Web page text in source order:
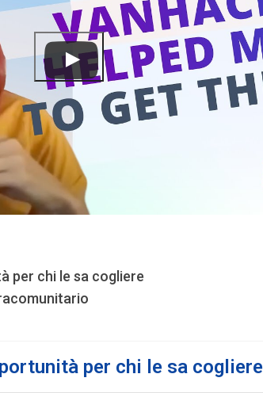
per chi le sa cogliere
per chi le sa cogliere